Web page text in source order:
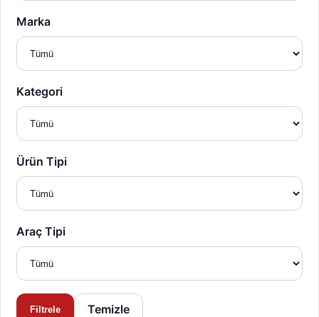
Marka
Kategori
Ürün Tipi
Araç Tipi
Filtrele Temizle